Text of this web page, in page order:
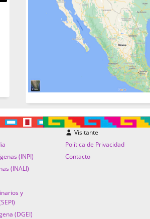
(INPI)
(INALI)
y
(DGEI)
Visitante
Política de Privacidad
Contacto